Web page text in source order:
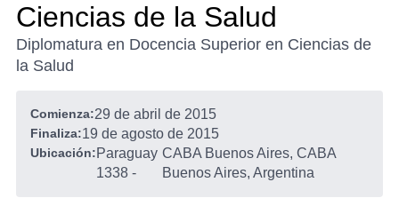
Ciencias de la Salud
Diplomatura en Docencia Superior en Ciencias de
la Salud
Comienza:29 de abril de 2015
Finaliza:19 de agosto de 2015
Ubicación:Paraguay
1338 -
CABA Buenos Aires, CABA
Buenos Aires, Argentina